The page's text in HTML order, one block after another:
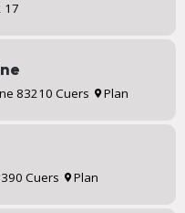
17
83210 Cuers Plan
Cuers Plan